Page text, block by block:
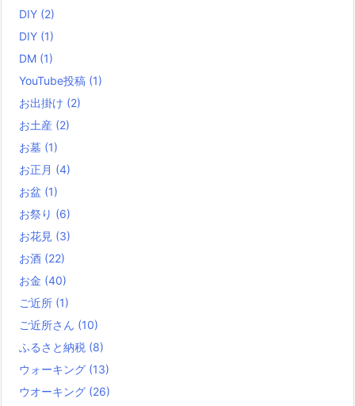
DIY (2)
DIY (1)
DM (1)
YouTube投稿 (1)
お出掛け (2)
お土産 (2)
お墓 (1)
お正月 (4)
お盆 (1)
お祭り (6)
お花見 (3)
お酒 (22)
お金 (40)
ご近所 (1)
ご近所さん (10)
ふるさと納税 (8)
ウォーキング (13)
ウオーキング (26)